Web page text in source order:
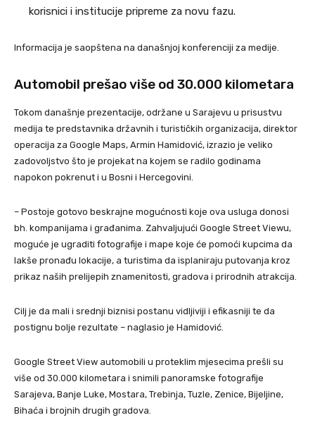
korisnici i institucije pripreme za novu fazu.
Informacija je saopštena na današnjoj konferenciji za medije.
Automobil prešao više od 30.000 kilometara
Tokom današnje prezentacije, održane u Sarajevu u prisustvu
medija te predstavnika državnih i turističkih organizacija, direktor
operacija za Google Maps, Armin Hamidović, izrazio je veliko
zadovoljstvo što je projekat na kojem se radilo godinama
napokon pokrenut i u Bosni i Hercegovini.
– Postoje gotovo beskrajne mogućnosti koje ova usluga donosi
bh. kompanijama i građanima. Zahvaljujući Google Street Viewu,
moguće je ugraditi fotografije i mape koje će pomoći kupcima da
lakše pronađu lokacije, a turistima da isplaniraju putovanja kroz
prikaz naših prelijepih znamenitosti, gradova i prirodnih atrakcija.
Cilj je da mali i srednji biznisi postanu vidljiviji i efikasniji te da
postignu bolje rezultate – naglasio je Hamidović.
Google Street View automobili u proteklim mjesecima prešli su
više od 30.000 kilometara i snimili panoramske fotografije
Sarajeva, Banje Luke, Mostara, Trebinja, Tuzle, Zenice, Bijeljine,
Bihaća i brojnih drugih gradova.